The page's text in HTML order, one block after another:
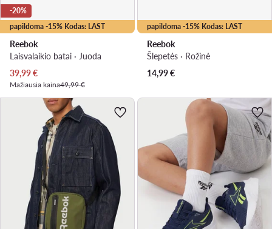
papildoma -15% Kodas: LAST
-20%
Reebok
Laisvalaikio batai · Juoda
Dabartinė kaina
39,99€
Mažiausia kaina49,99 €
papildoma -15% Kodas: LAST
Reebok
Šlepetės · Rožinė
14,99€